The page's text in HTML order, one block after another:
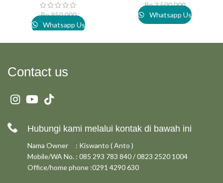
Rp950.000
Whatsapp Us
Rp3.500.000
Whatsapp Us
Contact us
Hubungi kami melalui kontak di bawah ini
Nama Owner : Kiswanto ( Anto )
Mobile/WA No. : 085 293 783 840 / 0823 2520 1004
Office/home phone :0291 4290 630